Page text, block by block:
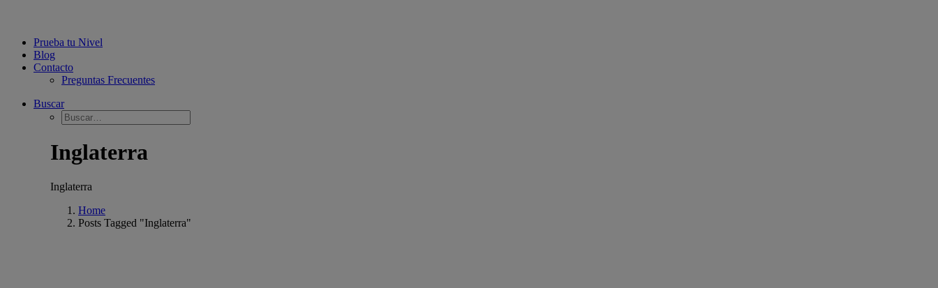
Prueba tu Nivel
Blog
Contacto
Preguntas Frecuentes
Buscar
Inglaterra
Inglaterra
Home
Posts Tagged "Inglaterra"